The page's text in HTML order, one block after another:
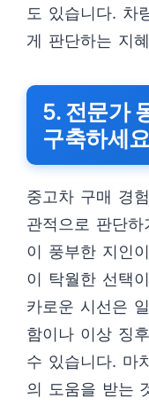
도 있습니다. 차
게 판단하는 지
5. 전문가
구축하세
중고차 구매 경
관적으로 판단
이 풍부한 지인
이 탁월한 선택
카로운 시선은
함이나 이상 징
수 있습니다. 마
의 도움을 받는